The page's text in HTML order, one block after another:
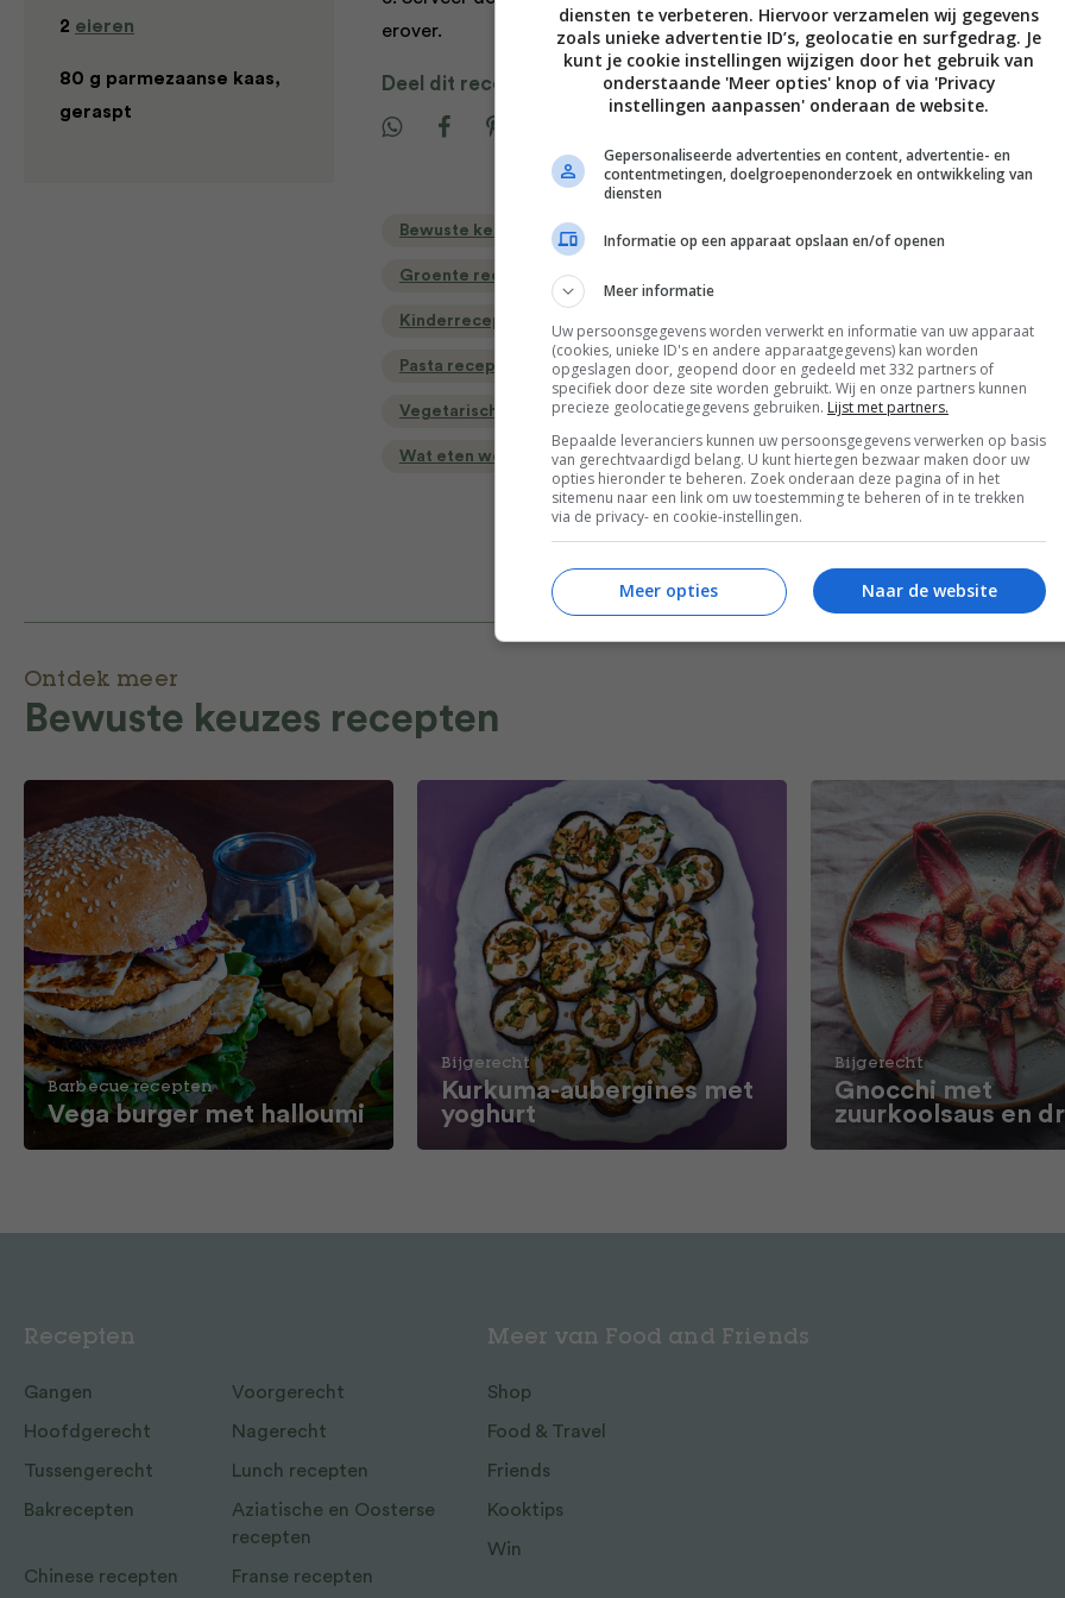
2 eieren
80 g parmezaanse kaas,
geraspt
erover.
Deel dit recept
Bewaar
Bewuste keuzes Brunch recepten Gangen Gelegenheid
Groente recepten
Kinderrecepten Makkelijke recepten
Pasta recepten Recept van de dag Recepten
Vegetarische recepten Verjaardag recepten Voorgerecht
Wat eten we vandaag? Zomerrecepten
Ontdek meer
Bewuste keuzes recepten
Barbecue recepten
Vega burger met halloumi
Bijgerecht
Kurkuma-aubergines met
yoghurt
Bijgerecht
Gnocchi met
zuurkoolsaus en
diensten te verbeteren. Hiervoor verzamelen wij gegevens
zoals unieke advertentie ID’s, geolocatie en surfgedrag. Je
kunt je cookie instellingen wijzigen door het gebruik van
onderstaande 'Meer opties' knop of via 'Privacy
instellingen aanpassen' onderaan de website.
Gepersonaliseerde advertenties en content, advertentie- en
contentmetingen, doelgroepenonderzoek en ontwikkeling van
diensten
Informatie op een apparaat opslaan en/of openen
Meer informatie
Uw persoonsgegevens worden verwerkt en informatie van uw apparaat
(cookies, unieke ID's en andere apparaatgegevens) kan worden
opgeslagen door, geopend door en gedeeld met 332 partners of
specifiek door deze site worden gebruikt. Wij en onze partners kunnen
precieze geolocatiegegevens gebruiken. Lijst met partners.
Bepaalde leveranciers kunnen uw persoonsgegevens verwerken op basis
van gerechtvaardigd belang. U kunt hiertegen bezwaar maken door uw
opties hieronder te beheren. Zoek onderaan deze pagina of in het
sitemenu naar een link om uw toestemming te beheren of in te trekken
via de privacy- en cookie-instellingen.
Naar de website
Meer opties
Recepten
Gangen Voorgerecht
Hoofdgerecht Nagerecht
Tussengerecht Lunch recepten
Bakrecepten
Aziatische en Oosterse
recepten
Chinese recepten Franse recepten
Meer van Food and Friends
Shop
Food & Travel
Friends
Kooktips
Win